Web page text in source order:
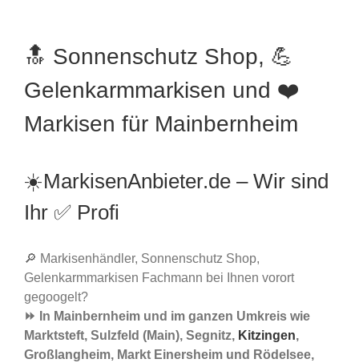
🔝 Sonnenschutz Shop, 💪
Gelenkarmmarkisen und ❤️
Markisen für Mainbernheim
☀️MarkisenAnbieter.de – Wir sind
Ihr ✅ Profi
🔎 Markisenhändler, Sonnenschutz Shop,
Gelenkarmmarkisen Fachmann bei Ihnen vorort
gegoogelt?
⏩ In Mainbernheim und im ganzen Umkreis wie
Marktsteft, Sulzfeld (Main), Segnitz, Kitzingen,
Großlangheim, Markt Einersheim und Rödelsee,